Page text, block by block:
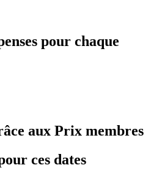
pour chaque
aux Prix membres
ces dates